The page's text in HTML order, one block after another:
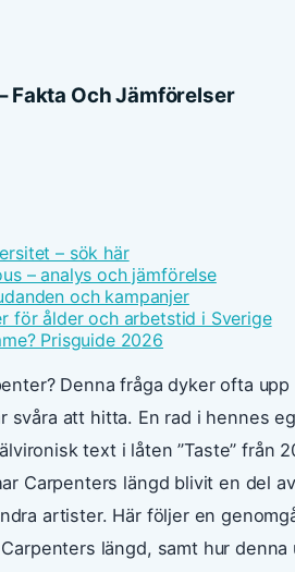
Fakta Och Jämförelser
– sök här
– analys och jämförelse
och kampanjer
för ålder och arbetstid i Sverige
Prisguide 2026
Denna fråga dyker ofta
svåra att hitta. En rad i hennes
text i låten ”Taste” från
Carpenters längd blivit en del
artister. Här följer en
längd, samt hur